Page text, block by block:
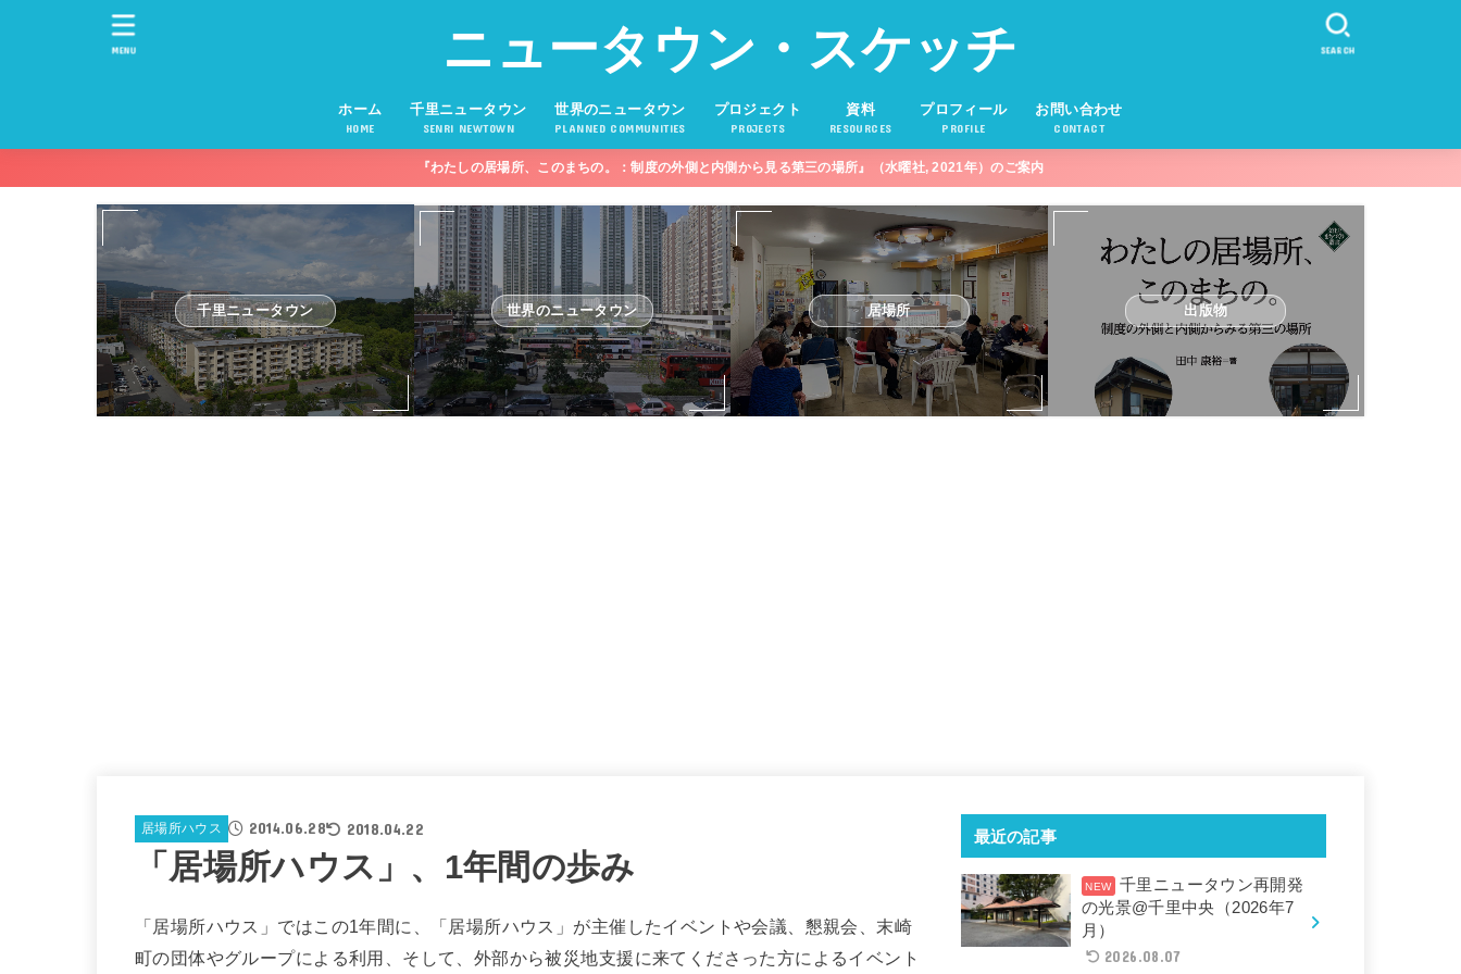
ニュータウン・スケッチ
ホーム
HOME
千里ニュータウン
SENRI NEWTOWN
世界のニュータウン
PLANNED COMMUNITIES
プロジェクト
PROJECTS
資料
RESOURCES
プロフィール
PROFILE
お問い合わせ
CONTACT
SEARCH
MENU
『わたしの居場所、このまちの。：制度の外側と内側から見る第三の場所』（水曜社, 2021年）のご案内
千里ニュータウン 世界のニュータウン 居場所 出版物
居場所ハウス 2014.06.28 2018.04.22
「居場所ハウス」、1年間の歩み
「居場所ハウス」ではこの1年間に、「居場所ハウス」が主催したイベントや会議、懇親会、末崎
町の団体やグループによる利用、そして、外部から被災地支援に来てくださった方によるイベント
最近の記事
千里ニュータウン再開発
の光景@千里中央（2026年7
月）
2026.08.07